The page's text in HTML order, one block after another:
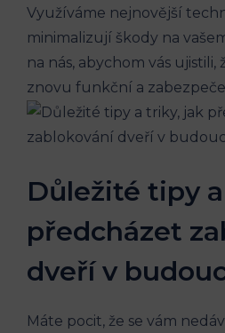
Využíváme nejnovější
minimalizují škody na
na nás, abychom vás
znovu funkční a
Důležité tipy
předcházet
dveří v
Máte pocit, že se vám